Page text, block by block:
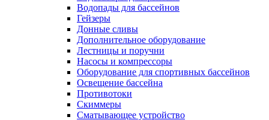
Водопады для бассейнов
Гейзеры
Донные сливы
Дополнительное оборудование
Лестницы и поручни
Насосы и компрессоры
Оборудование для спортивных бассейнов
Освещение бассейна
Противотоки
Скиммеры
Сматывающее устройство